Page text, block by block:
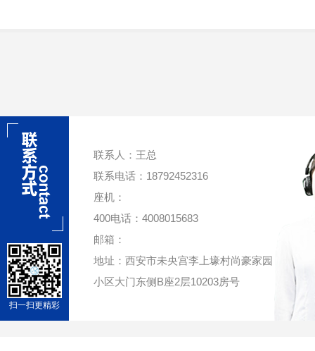
扫一扫更精彩
联系人：王总
联系电话：18792452316
座机：
400电话：4008015683
邮箱：
地址：西安市未央宫李上壕村尚豪家园
小区大门东侧B座2层10203房号